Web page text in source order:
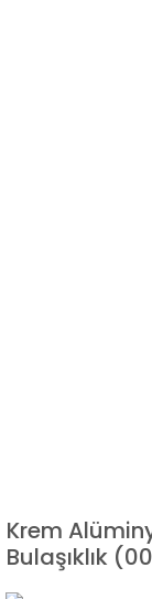
Krem
Bulaşıklık